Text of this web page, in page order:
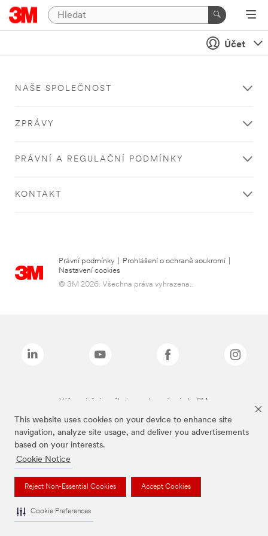
This website uses cookies on your device to enhance site
navigation, analyze site usage, and deliver you advertisements
based on your interests.
Cookie Notice
Reject Non-Essential Cookies Accept Cookies
Cookie Preferences
Účet
NAŠE SPOLEČNOST
ZPRÁVY
PRÁVNÍ A REGULAČNÍ PODMÍNKY
KONTAKT
Právní podmínky Prohlášení o ochraně soukromí
Nastavení cookies
© 3M 2026. Všechna práva vyhrazena..
Výše zmíněné značky jsou ochranné známky 3M.